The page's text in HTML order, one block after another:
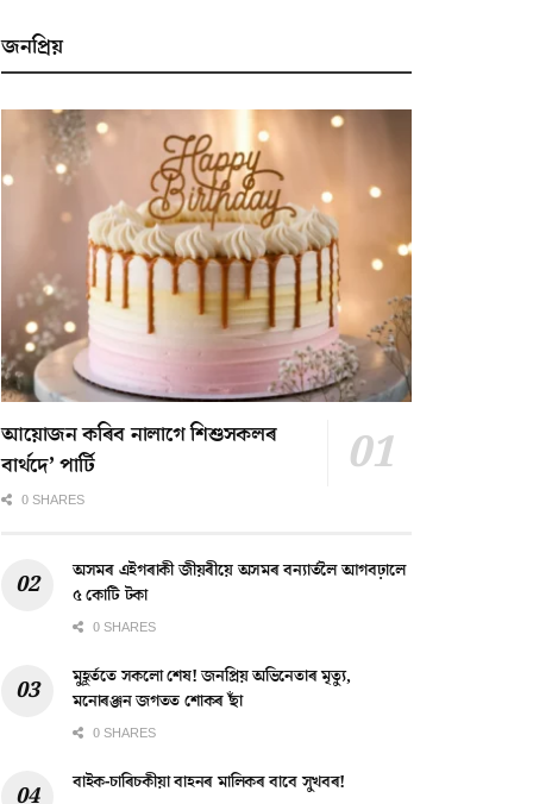
জনপ্ৰিয়
আয়োজন কৰিব নালাগে শিশুসকলৰ
বাৰ্থদে’ পাৰ্টি
0 SHARES
অসমৰ এইগৰাকী জীয়ৰীয়ে অসমৰ বন্যাৰ্তলৈ আগবঢ়ালে
৫ কোটি টকা
0 SHARES
মুহূৰ্ততে সকলো শেষ! জনপ্ৰিয় অভিনেতাৰ মৃত্যু,
মনোৰঞ্জন জগতত শোকৰ ছাঁ
0 SHARES
বাইক-চাৰিচকীয়া বাহনৰ মালিকৰ বাবে সুখবৰ!